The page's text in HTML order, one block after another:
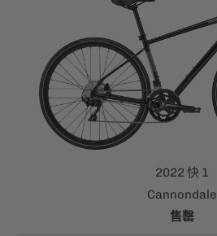
2022 快 1
Cannondale
售罄